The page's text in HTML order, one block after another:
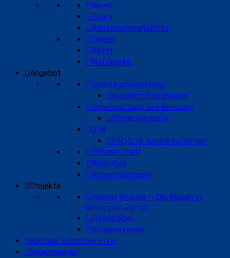
News
Team
Arbeitsschwerpunkte
Träger
Beirat
Netzwerke
Angebot
Spieltagsbegleitung
Auswärtsfragebogen
Unterstützung und Beratung
Stadionverbote
U18
FAQ U18 Auswärtsfahrten
Offener Treff
Bibliothek
Veranstaltungen
Projekte
Heimat Kickers – Die Blauen in
bewegten Zeiten
Fußballfibel
Kooperationen
Kai Uwe Völschow Preis
Bildergalerien